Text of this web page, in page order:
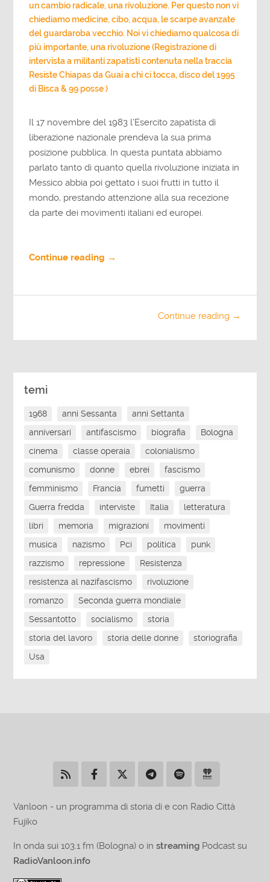
un cambio radicale, una rivoluzione. Per questo non vi
chiediamo medicine, cibo, acqua, le scarpe avanzate
del guardaroba vecchio. Noi vi chiediamo qualcosa di
più importante, una rivoluzione (Registrazione di
intervista a militanti zapatisti contenuta nella traccia
Resiste Chiapas da Guai a chi ci tocca, disco del 1995
di Bisca & 99 posse )
Il 17 novembre del 1983 l’Esercito zapatista di
liberazione nazionale prendeva la sua prima
posizione pubblica. In questa puntata abbiamo
parlato tanto di quanto quella rivoluzione iniziata in
Messico abbia poi gettato i suoi frutti in tutto il
mondo, prestando attenzione alla sua recezione
da parte dei movimenti italiani ed europei.
Continue reading →
Continue reading →
temi
1968 anni Sessanta
anni Settanta
anniversari
antifascismo biografia
Bologna
cinema
classe operaia
colonialismo
comunismo
donne ebrei
fascismo
femminismo
Francia fumetti
guerra
Guerra fredda
interviste Italia
letteratura
libri
memoria migrazioni
movimenti
musica
nazismo Pci politica
punk
razzismo
repressione
Resistenza
resistenza al nazifascismo
rivoluzione
romanzo
Seconda guerra mondiale
Sessantotto
socialismo
storia
storia del lavoro
storia delle donne
storiografia
Usa
Vanloon - un programma di storia di e con Radio Città
Fujiko
In onda sui 103.1 fm (Bologna) o instreaming Podcast su
RadioVanloon.info